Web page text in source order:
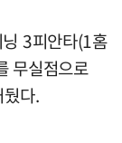
3피안타(1홈
무실점으로
다.